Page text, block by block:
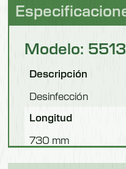
Modelo:
Descripción
Desinfección
Longitud
730 mm
Anchura